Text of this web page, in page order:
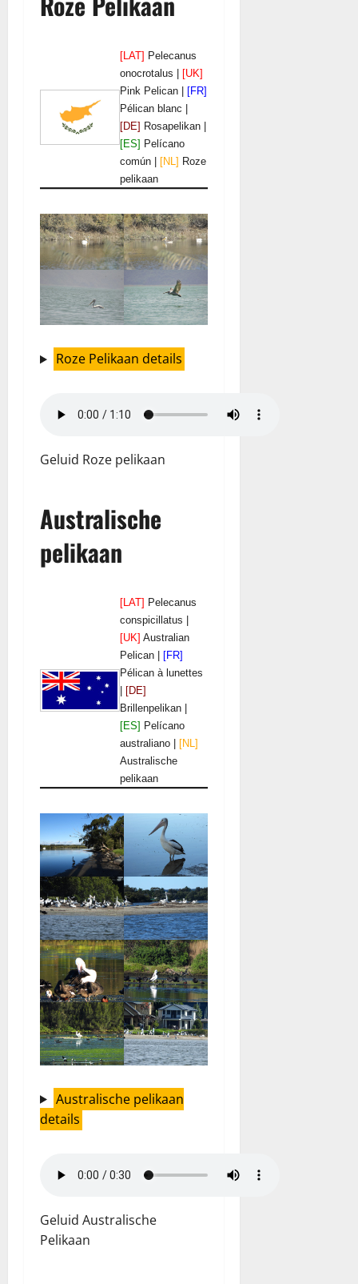
[LAT] Pelecanus
onocrotalus |
[UK]
Pink Pelican |
[FR]
Pélican blanc |
[DE] Rosapelikan |
[ES] Pelícano
común |
[NL] Roze
pelikaan
Roze Pelikaan details
Geluid Roze pelikaan
Australische
pelikaan
[LAT] Pelecanus
conspicillatus |
[UK] Australian
Pelican |
[FR]
Pélican à lunettes
[DE]
Brillenpelikan |
[ES] Pelícano
australiano |
[NL]
Australische
pelikaan
Australische pelikaan
details
Geluid Australische
Pelikaan